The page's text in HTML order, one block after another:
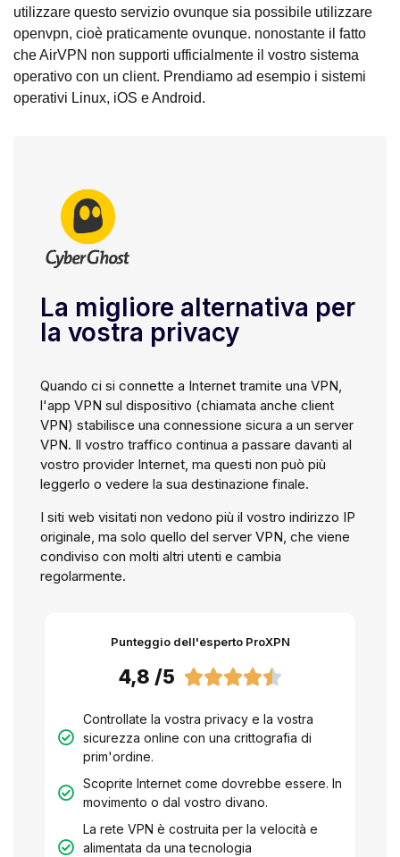
utilizzare questo servizio ovunque sia possibile utilizzare
openvpn, cioè praticamente ovunque. nonostante il fatto
che AirVPN non supporti ufficialmente il vostro sistema
operativo con un client. Prendiamo ad esempio i sistemi
operativi Linux, iOS e Android.
La migliore alternativa per
la vostra privacy
Quando ci si connette a Internet tramite una VPN,
l'app VPN sul dispositivo (chiamata anche client
VPN) stabilisce una connessione sicura a un server
VPN. Il vostro traffico continua a passare davanti al
vostro provider Internet, ma questi non può più
leggerlo o vedere la sua destinazione finale.
I siti web visitati non vedono più il vostro indirizzo IP
originale, ma solo quello del server VPN, che viene
condiviso con molti altri utenti e cambia
regolarmente.
Punteggio dell'esperto ProXPN
4,8 /5 
Controllate la vostra privacy e la vostra
sicurezza online con una crittografia di
prim'ordine.
Scoprite Internet come dovrebbe essere. In
movimento o dal vostro divano.
La rete VPN è costruita per la velocità e
alimentata da una tecnologia